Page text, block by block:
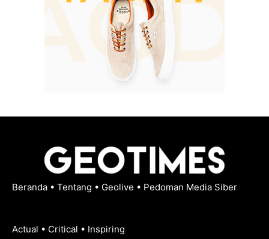
Beranda • Tentang • Geolive • Pedoman Media Siber
Actual • Critical • Inspiring